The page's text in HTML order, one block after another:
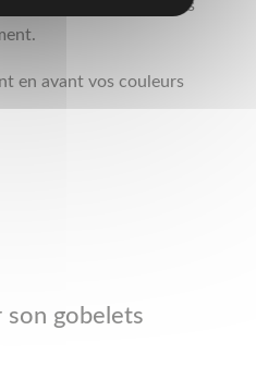
éco-responsables
en avant vos couleurs
son gobelets